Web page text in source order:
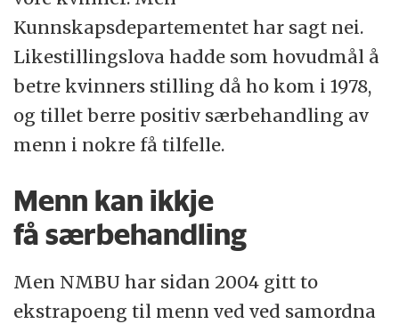
Kunnskapsdepartementet har sagt nei.
Likestillingslova hadde som hovudmål å
betre kvinners stilling då ho kom i 1978,
og tillet berre positiv særbehandling av
menn i nokre få tilfelle.
Menn kan ikkje
få særbehandling
Men NMBU har sidan 2004 gitt to
ekstrapoeng til menn ved ved samordna